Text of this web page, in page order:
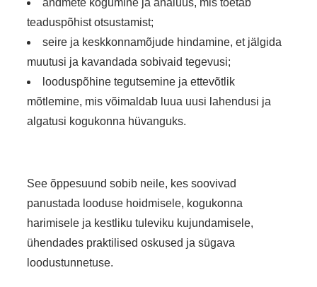
teaduspõhist otsustamist;
seire ja keskkonnamõjude hindamine, et jälgida
muutusi ja kavandada sobivaid tegevusi;
looduspõhine tegutsemine ja ettevõtlik
mõtlemine, mis võimaldab luua uusi lahendusi ja
algatusi kogukonna hüvanguks.
See õppesuund sobib neile, kes soovivad
panustada looduse hoidmisele, kogukonna
harimisele ja kestliku tuleviku kujundamisele,
ühendades praktilised oskused ja sügava
loodustunnetuse.